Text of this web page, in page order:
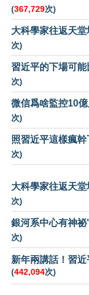
(367,729次)
大科學家往返天
次)
習近平的下場可
次)
微信爲啥監控10
次)
照習近平這樣瘋
次)
大科學家往返天
次)
銀河系中心有神
次)
新年兩講話！習
(442,094次)